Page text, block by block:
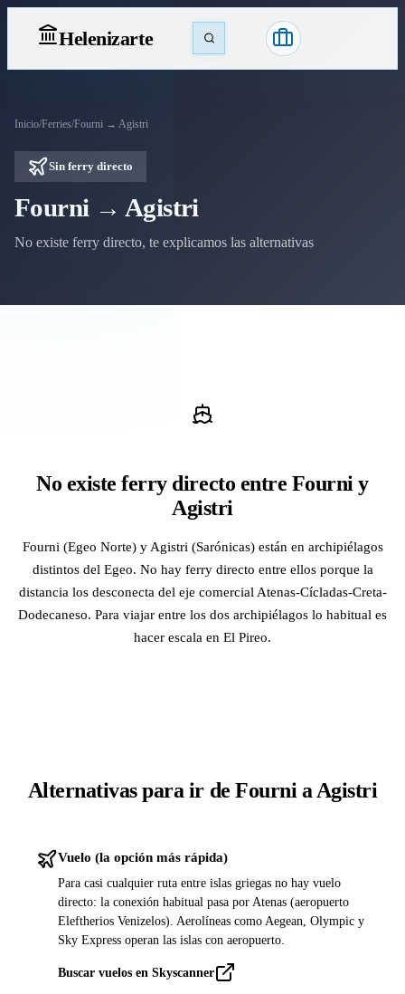
Helenizarte
Inicio/Ferries/Fourni → Agistri
Sin ferry directo
Fourni → Agistri
No existe ferry directo, te explicamos las alternativas
No existe ferry directo entre Fourni y
Agistri
Fourni (Egeo Norte) y Agistri (Sarónicas) están en archipiélagos
distintos del Egeo. No hay ferry directo entre ellos porque la
distancia los desconecta del eje comercial Atenas-Cícladas-Creta-
Dodecaneso. Para viajar entre los dos archipiélagos lo habitual es
hacer escala en El Pireo.
Alternativas para ir de Fourni a Agistri
Vuelo (la opción más rápida)
Para casi cualquier ruta entre islas griegas no hay vuelo
directo: la conexión habitual pasa por Atenas (aeropuerto
Eleftherios Venizelos). Aerolíneas como Aegean, Olympic y
Sky Express operan las islas con aeropuerto.
Buscar vuelos en Skyscanner